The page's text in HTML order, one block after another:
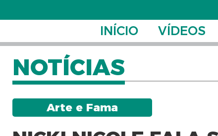
INÍCIO VÍDEOS
NOTÍCIAS
Arte e Fama